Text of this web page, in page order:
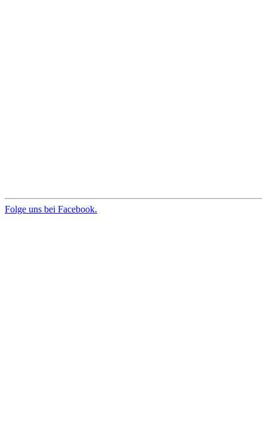
Folge uns bei Facebook.